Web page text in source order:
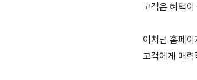
고객은 혜택
이처럼 홈페
고객에게 매